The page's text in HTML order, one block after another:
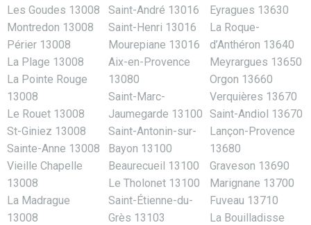
Les Goudes 13008
Montredon 13008
Périer 13008
La Plage 13008
La Pointe Rouge
13008
Le Rouet 13008
St-Giniez 13008
Sainte-Anne 13008
Vieille Chapelle
13008
La Madrague
13008
Saint-André 13016
Saint-Henri 13016
Mourepiane 13016
Aix-en-Provence
13080
Saint-Marc-
Jaumegarde 13100
Saint-Antonin-sur-
Bayon 13100
Beaurecueil 13100
Le Tholonet 13100
Saint-Étienne-du-
Grès 13103
Eyragues 13630
La Roque-
d’Anthéron 13640
Meyrargues 13650
Orgon 13660
Verquières 13670
Saint-Andiol 13670
Lançon-Provence
13680
Graveson 13690
Marignane 13700
Fuveau 13710
La Bouilladisse